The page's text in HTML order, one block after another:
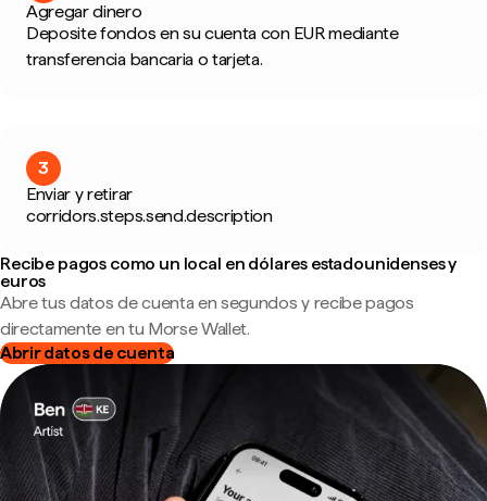
Agregar dinero
Deposite fondos en su cuenta con EUR mediante
transferencia bancaria o tarjeta.
3
Enviar y retirar
corridors.steps.send.description
Recibe pagos como un local en dólares estadounidenses y
euros
Abre tus datos de cuenta en segundos y recibe pagos
directamente en tu Morse Wallet.
Abrir datos de cuenta